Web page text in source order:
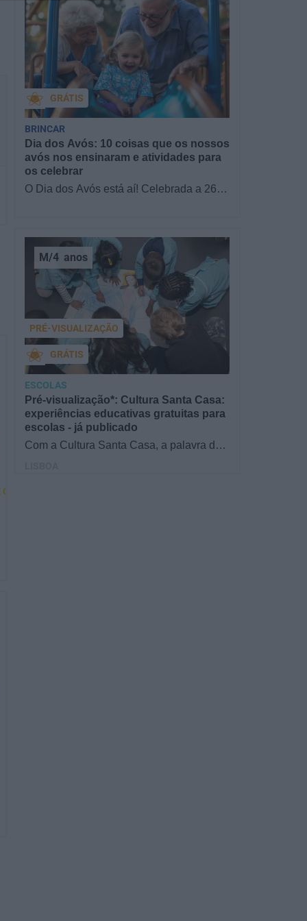
Dia dos Avós: 10 coisas que os nossos
avós nos ensinaram e atividades para
os celebrar
O Dia dos Avós está aí! Celebrada a 26
GRÁTIS
BRINCAR
Pré-visualização*: Cultura Santa Casa:
experiências educativas gratuitas para
escolas - já publicado
Com a Cultura Santa Casa, a palavra de
M/4 anos
GRÁTIS
PRÉ-VISUALIZAÇÃO
ESCOLAS